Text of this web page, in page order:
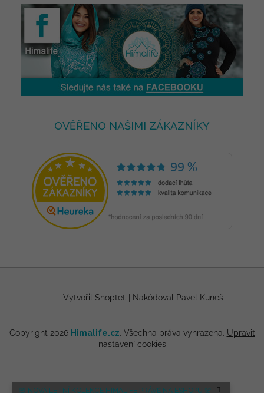
🌸 NOVÁ LETNÍ KOLEKCE HIMALIFE PRÁVĚ NA ESHOPU 🌸
OVĚŘENO NAŠIMI ZÁKAZNÍKY
Vytvořil Shoptet Nakódoval Pavel Kuneš
Copyright 2026 Himalife.cz. Všechna práva vyhrazena. Upravit
nastavení cookies